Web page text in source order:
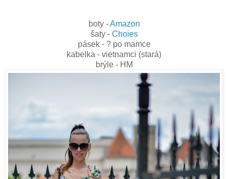
boty -Amazon
šaty - Choies
pásek - ? po mamce
kabelka - vietnamci (stará)
brýle - HM